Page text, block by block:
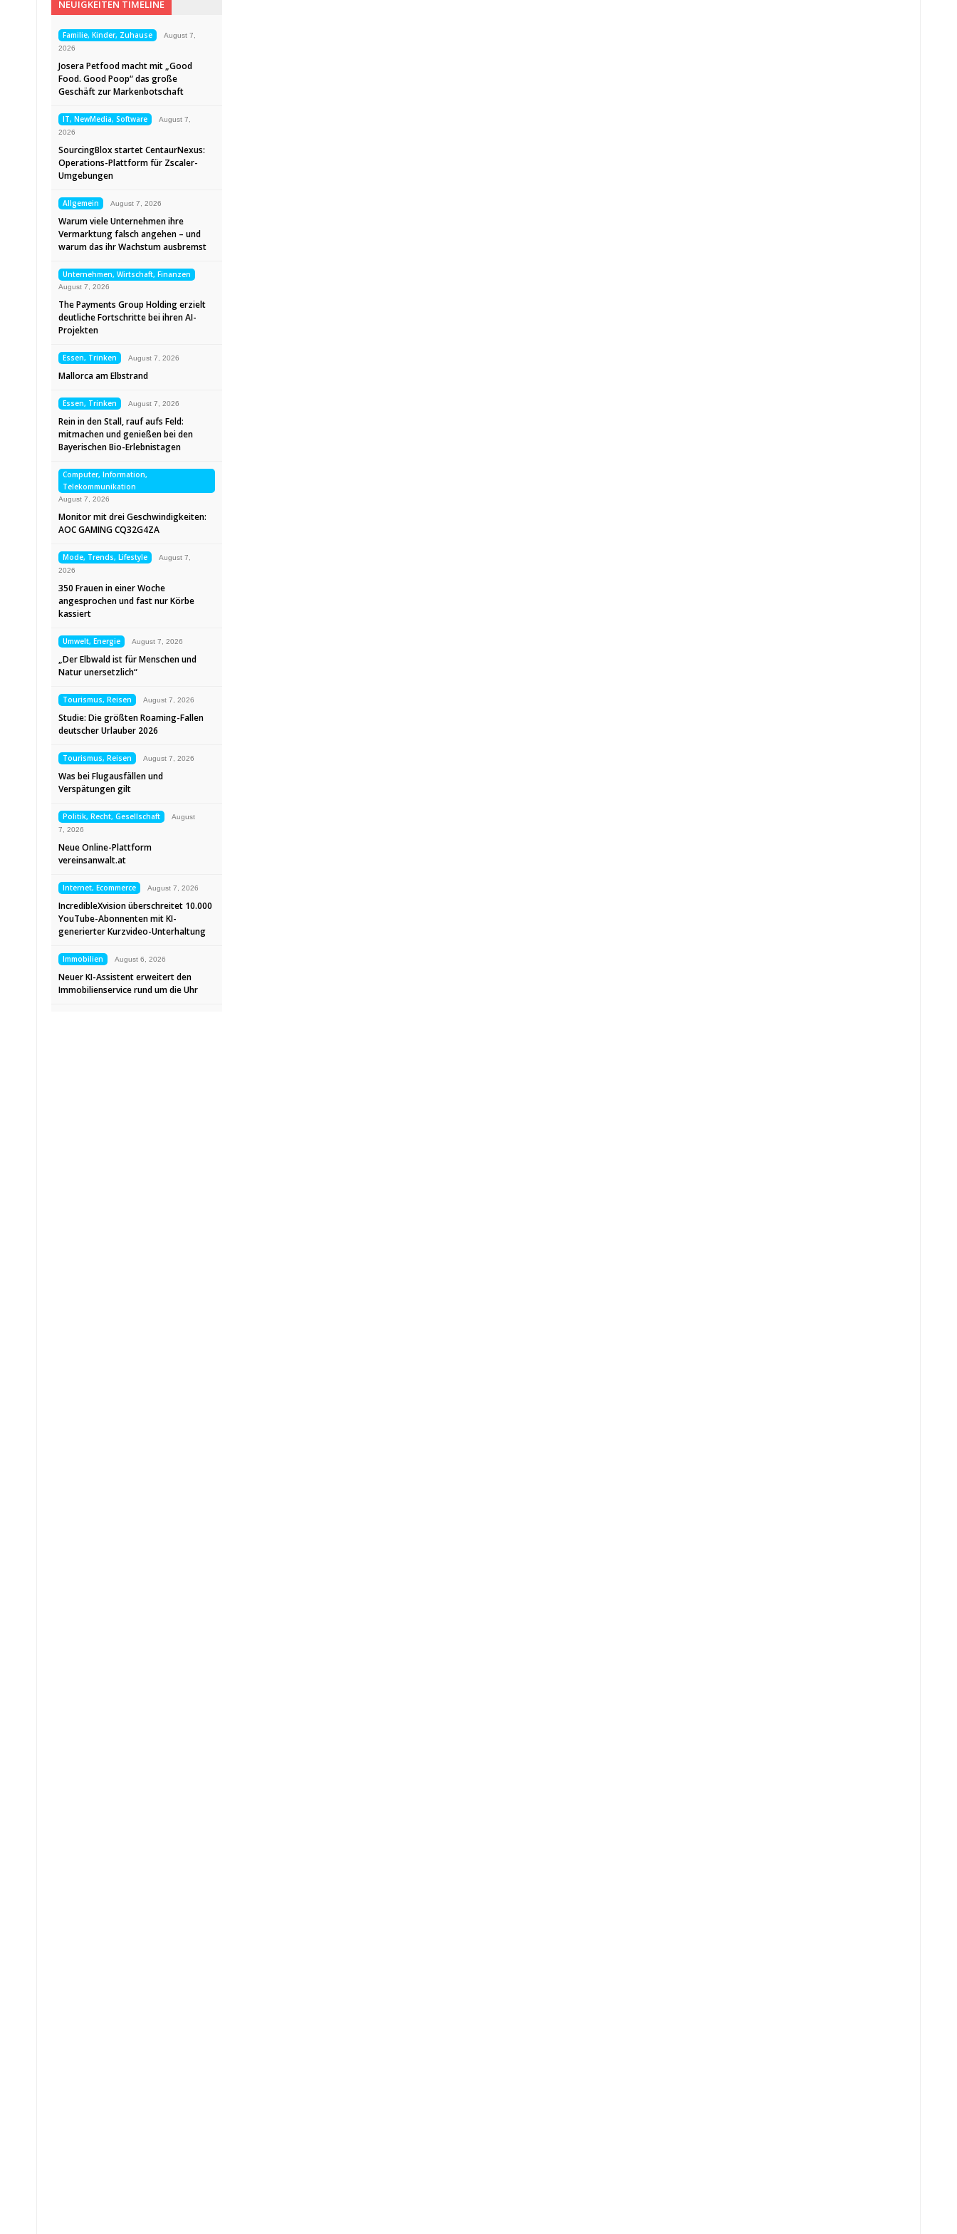
NEUIGKEITEN TIMELINE
Familie, Kinder, Zuhause
August 7,
2026
Josera Petfood macht mit „Good
Food. Good Poop“ das große
Geschäft zur Markenbotschaft
IT, NewMedia, Software
August 7,
2026
SourcingBlox startet CentaurNexus:
Operations-Plattform für Zscaler-
Umgebungen
Allgemein August 7, 2026
Warum viele Unternehmen ihre
Vermarktung falsch angehen – und
warum das ihr Wachstum ausbremst
Unternehmen, Wirtschaft, Finanzen
August 7, 2026
The Payments Group Holding erzielt
deutliche Fortschritte bei ihren AI-
Projekten
Essen, Trinken August 7, 2026
Mallorca am Elbstrand
Essen, Trinken August 7, 2026
Rein in den Stall, rauf aufs Feld:
mitmachen und genießen bei den
Bayerischen Bio-Erlebnistagen
Computer, Information,
Telekommunikation
August 7, 2026
Monitor mit drei Geschwindigkeiten:
AOC GAMING CQ32G4ZA
Mode, Trends, Lifestyle
August 7,
2026
350 Frauen in einer Woche
angesprochen und fast nur Körbe
kassiert
Umwelt, Energie August 7, 2026
„Der Elbwald ist für Menschen und
Natur unersetzlich“
Tourismus, Reisen August 7, 2026
Studie: Die größten Roaming-Fallen
deutscher Urlauber 2026
Tourismus, Reisen August 7, 2026
Was bei Flugausfällen und
Verspätungen gilt
Politik, Recht, Gesellschaft
August
7, 2026
Neue Online-Plattform
vereinsanwalt.at
Internet, Ecommerce August 7, 2026
IncredibleXvision überschreitet 10.000
YouTube-Abonnenten mit KI-
generierter Kurzvideo-Unterhaltung
Immobilien August 6, 2026
Neuer KI-Assistent erweitert den
Immobilienservice rund um die Uhr